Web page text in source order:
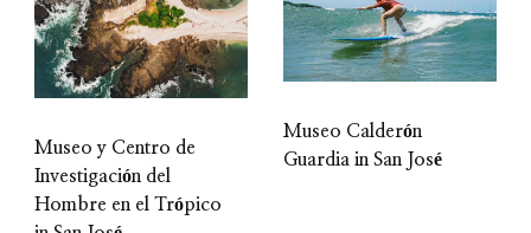
Museo y Centro de
Investigación del
Hombre en el Trópico
Museo Calderón
Guardia in San José